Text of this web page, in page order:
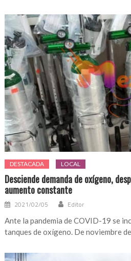
DESTACADA LOCAL
Desciende demanda de oxígeno,
aumento constante
2021/02/05 Editor
Ante la pandemia de COVID-19 se
tanques de oxígeno. De noviembre